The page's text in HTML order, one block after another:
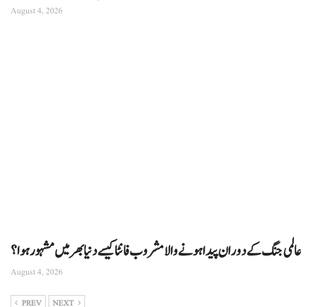
August 4, 2026
عالمی جنگ کے دوران پیدا ہونے والا مشروب فانٹا کیسے دنیا بھر میں مشہور ہوا؟
August 4, 2026
PREV NEXT